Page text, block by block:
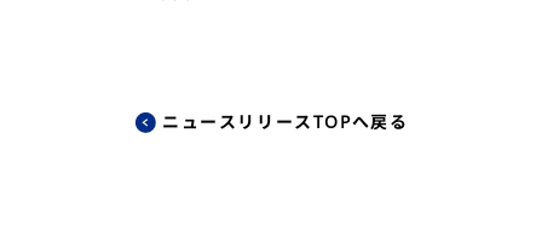
ニュースリリースTOPへ戻る